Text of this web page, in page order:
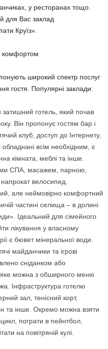
у ресторанах тощо.
для Вас заклад
Круїз».
комфортом
широкий спектр послуг
гостя. Популярні заклади:
готель, який почав
Він пропонує гостям бар і
клуб, доступ до Інтернету,
всім необхідним, є
кімната, меблі та інше.
СПА, масажем, парною,
велосипед.
але неймовірно комфортний
частині селища – в долині
Ідеальний для сімейного
лікування у власному
є бювет мінеральної води.
майданчики та ігрові
сніданком або
можна з обширного меню
Інфраструктура готелю
зал, тенісний корт,
та інше. Окремо можна взяти
пограти в пейнтбол,
на повітряній кулі.